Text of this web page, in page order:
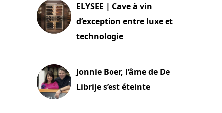
ELYSEE | Cave à vin
d’exception entre luxe et
technologie
Jonnie Boer, l’âme de De
Librije s’est éteinte